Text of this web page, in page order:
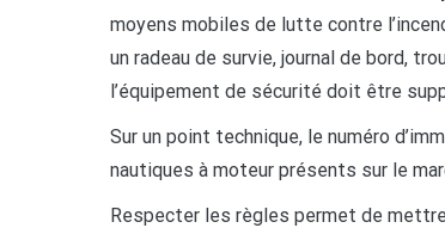
moyens mobiles de lutte contre
un radeau de survie, journal de bord,
l’équipement de sécurité doit être
Sur un point technique, le numéro
nautiques à moteur présents sur le
Respecter les règles permet de